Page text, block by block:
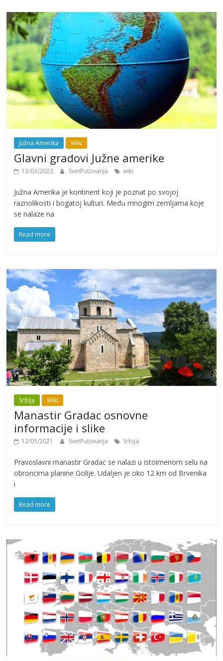
Južna Amerika Wiki
Glavni gradovi Južne amerike
13/03/2023 SvetPutovanja wiki
Južna Amerika je kontinent koji je poznat po svojoj
raznolikosti i bogatoj kulturi. Među mnogim zemljama koje
se nalaze na
Read more
Srbija Wiki
Manastir Gradac osnovne
informacije i slike
12/05/2021 SvetPutovanja Srbija
Pravoslavni manastir Gradac se nalazi u istoimenom selu na
obroncima planine Golije. Udalјen je oko 12 km od Brvenika
i
Read more